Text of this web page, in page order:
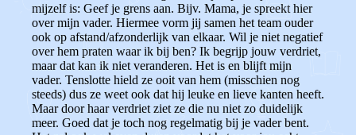
mijzelf is: Geef je grens aan. Bijv. Mama, je spreekt hier
over mijn vader. Hiermee vorm jij samen het team ouder
ook op afstand/afzonderlijk van elkaar. Wil je niet negatief
over hem praten waar ik bij ben? Ik begrijp jouw verdriet,
maar dat kan ik niet veranderen. Het is en blijft mijn
vader. Tenslotte hield ze ooit van hem (misschien nog
steeds) dus ze weet ook dat hij leuke en lieve kanten heeft.
Maar door haar verdriet ziet ze die nu niet zo duidelijk
meer. Goed dat je toch nog regelmatig bij je vader bent.